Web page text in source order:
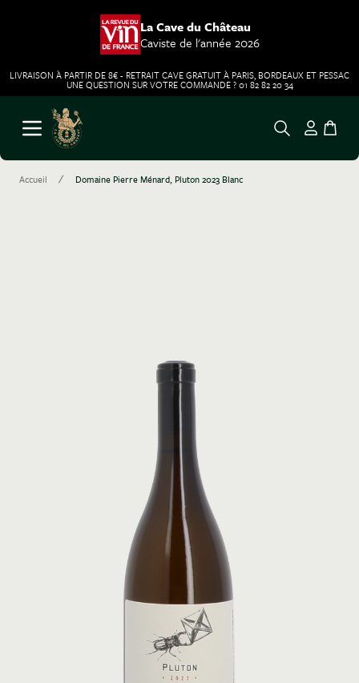
La Cave du Château
Caviste de l'année 2026
LIVRAISON À PARTIR DE 8€ - RETRAIT CAVE GRATUIT À PARIS, BORDEAUX ET PESSAC
UNE QUESTION SUR VOTRE COMMANDE ? 01 82 82 20 34
Aller au contenu
Ouvrir le menu
Accueil / Domaine Pierre Ménard, Pluton 2023 Blanc